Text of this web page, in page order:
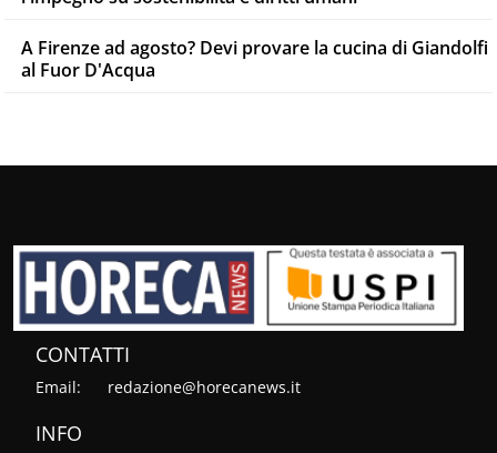
A Firenze ad agosto? Devi provare la cucina di Giandolfi
al Fuor D'Acqua
CONTATTI
Email: redazione@horecanews.it
INFO